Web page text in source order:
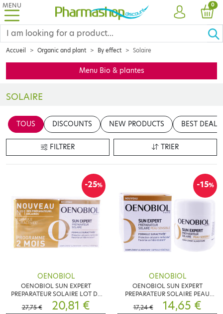
MENU
ACCOUNT
0
Accueil Organic and plant By effect Solaire
Menu Bio & plantes
SOLAIRE
en cliquant sur le bouton "Modifier le contenu"
TOUS DISCOUNTS NEW PRODUCTS BEST DEALS
FILTRER TRIER
-25%
OENOBIOL
OENOBIOL SUN EXPERT
PREPARATEUR SOLAIRE LOT DE
2X30 CAPSULES
27,75 € 20,81 €
-15%
OENOBIOL
OENOBIOL SUN EXPERT
PREPARATEUR SOLAIRE PEAU
SENSIBLE 30 CAPSULES
17,24 € 14,65 €